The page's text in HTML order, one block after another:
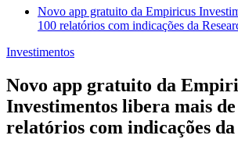
Novo app gratuito da Empiricus
100 relatórios com indicações da
Investimentos
Novo app gratuito da
Investimentos libera mais de
relatórios com indicações da